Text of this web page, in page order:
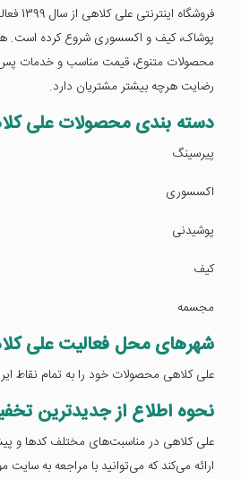
پوشاک، کیف و اکسسوری شروع کرده است.
محصولات متنوع، قیمت مناسب و خدمات
رضایت هرچه بیشتر مشتریان دارد.
دسته بندی محصولات علی
پیرسینگ
اکسسوری
پوشیدنی
کیف
مجسمه
شهرهای محل فعالیت علی
علی کلاهی محصولات خود را به تمام نقاط
نحوه اطلاع از جدید‌ترین
علی کلاهی در مناسبت‌های مختلف کد‌ها و
ارائه می‌کند که می‌توانید با مراجعه به